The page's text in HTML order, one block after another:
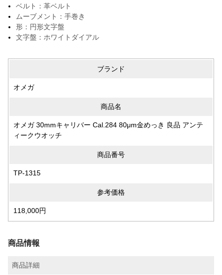
ベルト：革ベルト
ムーブメント：手巻き
形：円形文字盤
文字盤：ホワイトダイアル
ブランド
オメガ
商品名
オメガ 30mmキャリバー Cal.284 80μm金めっき 良品 アンテ
ィークウオッチ
商品番号
TP-1315
参考価格
118,000円
商品情報
商品詳細